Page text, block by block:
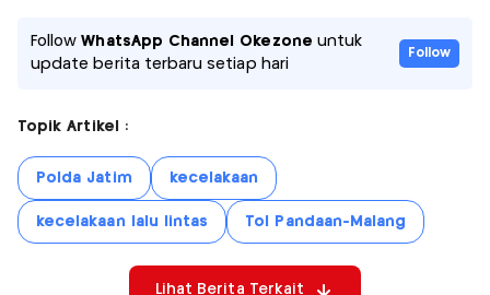
FollowWhatsApp Channel Okezone untuk
update berita terbaru setiap hari
Follow
Topik Artikel :
Polda Jatim kecelakaan
kecelakaan lalu lintas Tol Pandaan-Malang
Lihat Berita Terkait